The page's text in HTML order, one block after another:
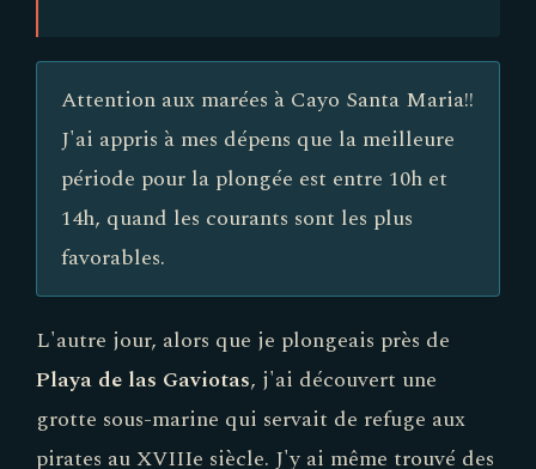
Attention aux marées à Cayo Santa Maria!!
J'ai appris à mes dépens que la meilleure
période pour la plongée est entre 10h et
14h, quand les courants sont les plus
favorables.
L'autre jour, alors que je plongeais près de
Playa de las Gaviotas , j'ai découvert une
grotte sous-marine qui servait de refuge aux
pirates au XVIIIe siècle. J'y ai même trouvé des